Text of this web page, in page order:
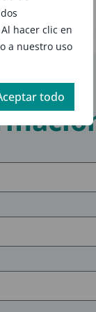
hacer clic en
a nuestro uso
todo